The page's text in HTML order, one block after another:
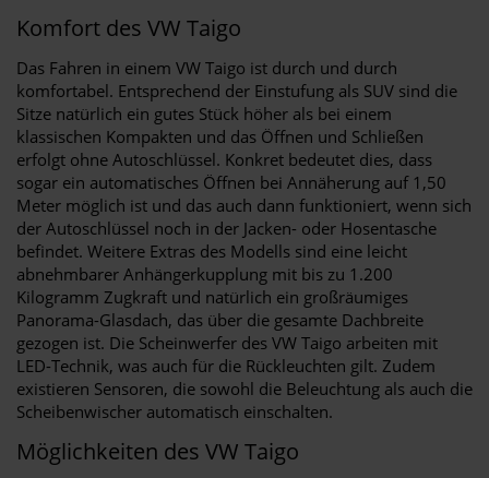
Komfort des VW Taigo
Das Fahren in einem VW Taigo ist durch und durch
komfortabel. Entsprechend der Einstufung als SUV sind die
Sitze natürlich ein gutes Stück höher als bei einem
klassischen Kompakten und das Öffnen und Schließen
erfolgt ohne Autoschlüssel. Konkret bedeutet dies, dass
sogar ein automatisches Öffnen bei Annäherung auf 1,50
Meter möglich ist und das auch dann funktioniert, wenn sich
der Autoschlüssel noch in der Jacken- oder Hosentasche
befindet. Weitere Extras des Modells sind eine leicht
abnehmbarer Anhängerkupplung mit bis zu 1.200
Kilogramm Zugkraft und natürlich ein großräumiges
Panorama-Glasdach, das über die gesamte Dachbreite
gezogen ist. Die Scheinwerfer des VW Taigo arbeiten mit
LED-Technik, was auch für die Rückleuchten gilt. Zudem
existieren Sensoren, die sowohl die Beleuchtung als auch die
Scheibenwischer automatisch einschalten.
Möglichkeiten des VW Taigo